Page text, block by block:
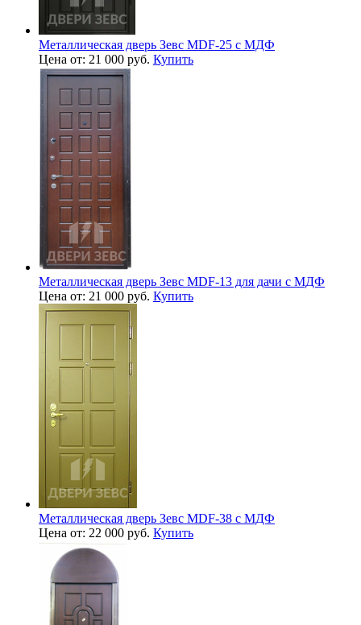
Металлическая дверь Зевс MDF-25 с МДФ
Цена от: 21 000 руб. Купить
Металлическая дверь Зевс MDF-13 для дачи с МДФ
Цена от: 21 000 руб. Купить
Металлическая дверь Зевс MDF-38 с МДФ
Цена от: 22 000 руб. Купить